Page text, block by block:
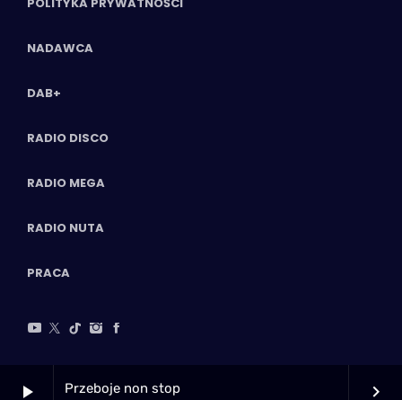
play_arrow Przeboje non stop keyboard_arrow_right
POLITYKA PRYWATNOŚCI
NADAWCA
DAB+
RADIO DISCO
RADIO MEGA
RADIO NUTA
PRACA